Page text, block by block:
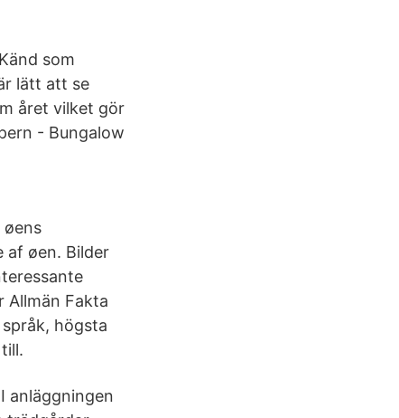
som
lätt att se
året vilket gör
- Bungalow
øens
af øen. Bilder
Allmän Fakta
högsta
anläggningen